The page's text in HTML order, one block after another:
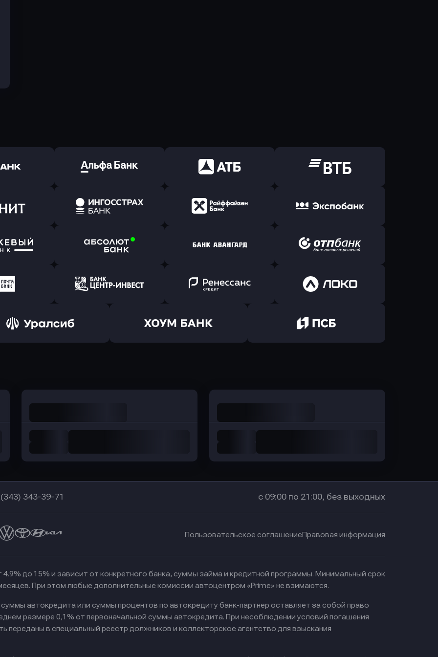
заявку
Оправить заявку
в Альфа-Банк
Оправить заявку
в АТБ Банк
в ВТБ
заявку
Банк
Оправить заявку
в Ингосстрах Банк
в Райффайзен Банк
Оправить заявку
в Экспобанк
заявку
Оправить заявку
в Абсолют Банк
Оправить заявку
в Банк Авангард
Оправить заявку
в ОТП БАНК
заявку
Банк
Оправить заявку
Оправить заявку
в Ренессанс Банк
Оправить заявку
в Локо-Банк
343-39-71 с 09:00 по 21:00, без выходных
Пользовательское соглашениеПравовая информация
4.9% до 15% и зависит от конкретного банка, суммы займа и кредитной программы. Минимальный срок
При этом любые дополнительные комиссии автоцентром «Prime» не взимаются.
автокредита или суммы процентов по автокредиту банк-партнер оставляет за собой право
размере 0,1% от первоначальной суммы автокредита. При несоблюдении условий погашения
переданы в специальный реестр должников и коллекторское агентство для взыскания